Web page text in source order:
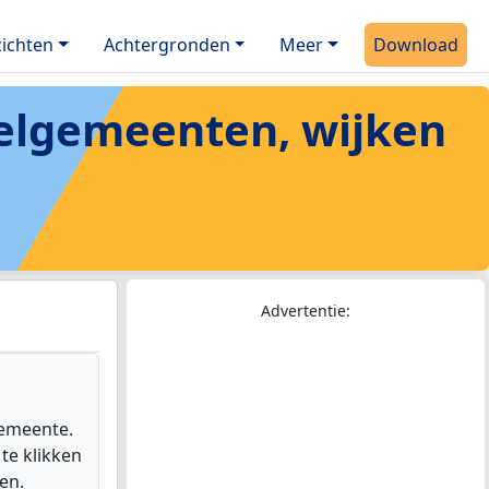
Achtergronden Meer Download
wijken
klikken
Advertentie: